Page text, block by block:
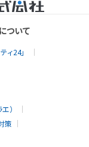
ついて
ィ24」
）
策